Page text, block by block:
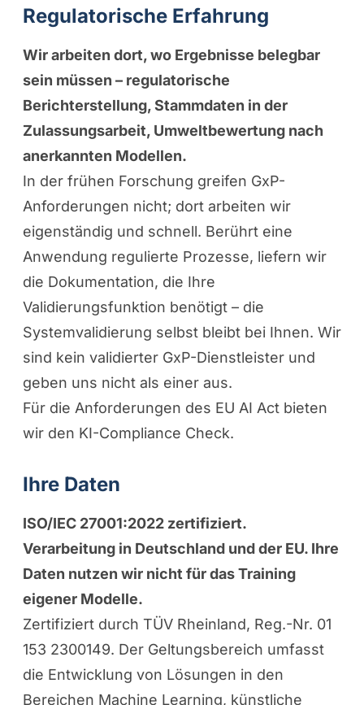
Regulatorische Erfahrung
Wir arbeiten dort, wo Ergebnisse belegbar
sein müssen – regulatorische
Berichterstellung, Stammdaten in der
Zulassungsarbeit, Umweltbewertung nach
anerkannten Modellen.
In der frühen Forschung greifen GxP-
Anforderungen nicht; dort arbeiten wir
eigenständig und schnell. Berührt eine
Anwendung regulierte Prozesse, liefern wir
die Dokumentation, die Ihre
Validierungsfunktion benötigt – die
Systemvalidierung selbst bleibt bei Ihnen. Wir
sind kein validierter GxP-Dienstleister und
geben uns nicht als einer aus.
Für die Anforderungen des EU AI Act bieten
wir den KI-Compliance Check.
Ihre Daten
ISO/IEC 27001:2022 zertifiziert.
Verarbeitung in Deutschland und der EU. Ihre
Daten nutzen wir nicht für das Training
eigener Modelle.
Zertifiziert durch TÜV Rheinland, Reg.-Nr. 01
153 2300149. Der Geltungsbereich umfasst
die Entwicklung von Lösungen in den
Bereichen Machine Learning, künstliche